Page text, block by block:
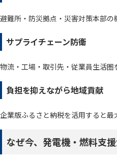
避難所・防災拠点・災害対策本部の
サプライチェーン防衛
物流・工場・取引先・従業員生活圏
負担を抑えながら地域貢献
企業版ふるさと納税を活用すると最
なぜ今、発電機・燃料支